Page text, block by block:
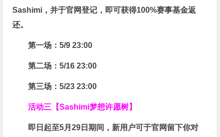
Sashimi，并于官网登记，即可获得100%赛事基金返
还。
第一场：5/9 23:00
第二场：5/16 23:00
第三场：5/23 23:00
活动三【Sashimi梦想许愿树】
即日起至5月29日期间，新用户可于官网留下你对